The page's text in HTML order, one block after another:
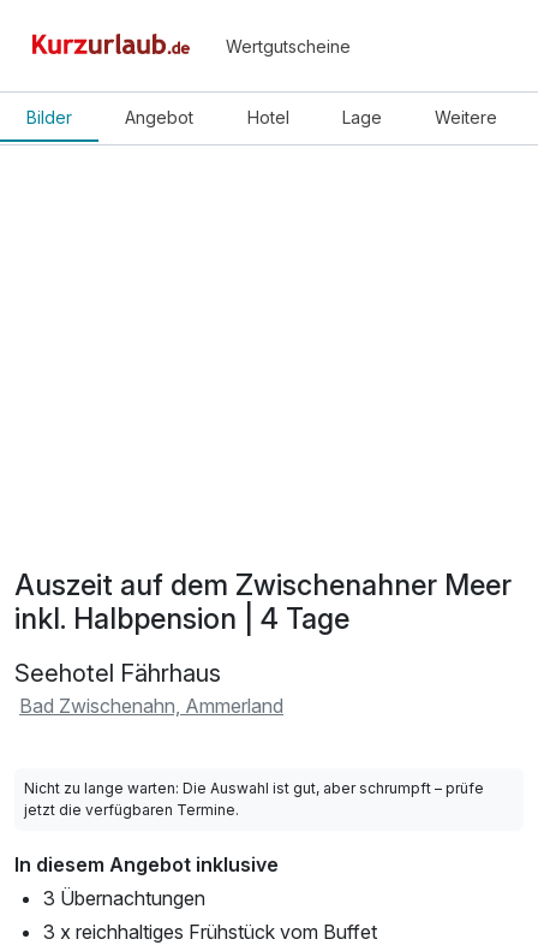
Wertgutscheine
Bilder Angebot Hotel Lage Weitere
Auszeit auf dem Zwischenahner Meer
inkl. Halbpension | 4 Tage
Seehotel Fährhaus
Bad Zwischenahn, Ammerland
Nicht zu lange warten: Die Auswahl ist gut, aber schrumpft – prüfe
jetzt die verfügbaren Termine.
In diesem Angebot inklusive
3 Übernachtungen
3 x reichhaltiges Frühstück vom Buffet